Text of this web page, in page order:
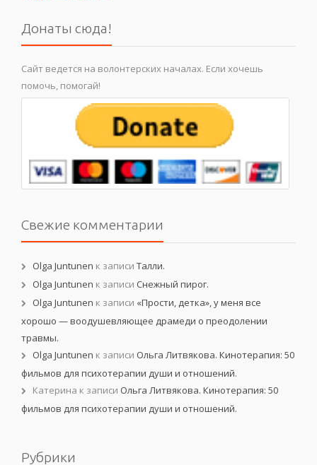
Донаты сюда!
Сайт ведется на волонтерских началах. Если хочешь
помочь, помогай!
Свежие комментарии
Olga Juntunen к записи Талли.
Olga Juntunen к записи Снежный пирог.
Olga Juntunen к записи «Прости, детка», у меня все
хорошо — воодушевляющее драмеди о преодолении
травмы.
Olga Juntunen к записи Ольга Литвякова. Кинотерапия: 50
фильмов для психотерапии души и отношений.
Катерина к записи Ольга Литвякова. Кинотерапия: 50
фильмов для психотерапии души и отношений.
Рубрики